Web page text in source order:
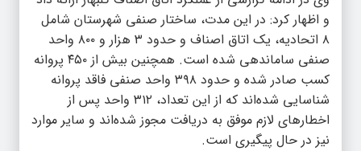
و اظهار کرد: در این مدت، ساختار صنفی شهرستان شامل
۸ اتحادیه، یک اتاق اصناف و حدود ۳ هزار و ۸۰۰ واحد
صنفی ساماندهی شده است. همچنین بیش از ۴۵۰ پروانه
کسب صادر شده و حدود ۳۹۸ واحد صنفی فاقد پروانه
شناسایی شده‌اند که از این تعداد، ۳۱۲ واحد پس از
اخطارهای لازم موفق به دریافت مجوز شده‌اند و سایر موارد
نیز در حال پیگیری است.